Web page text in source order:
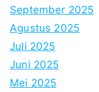
September 2025
Agustus 2025
Juli 2025
Juni 2025
Mei 2025